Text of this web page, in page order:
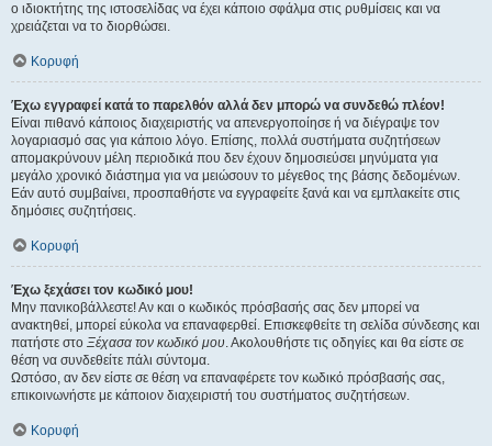
ο ιδιοκτήτης της ιστοσελίδας να έχει κάποιο σφάλμα στις ρυθμίσεις και να
χρειάζεται να το διορθώσει.
Κορυφή
Έχω εγγραφεί κατά το παρελθόν αλλά δεν μπορώ να συνδεθώ πλέον!
Είναι πιθανό κάποιος διαχειριστής να απενεργοποίησε ή να διέγραψε τον
λογαριασμό σας για κάποιο λόγο. Επίσης, πολλά συστήματα συζητήσεων
απομακρύνουν μέλη περιοδικά που δεν έχουν δημοσιεύσει μηνύματα για
μεγάλο χρονικό διάστημα για να μειώσουν το μέγεθος της βάσης δεδομένων.
Εάν αυτό συμβαίνει, προσπαθήστε να εγγραφείτε ξανά και να εμπλακείτε στις
δημόσιες συζητήσεις.
Κορυφή
Έχω ξεχάσει τον κωδικό μου!
Μην πανικοβάλλεστε! Αν και ο κωδικός πρόσβασής σας δεν μπορεί να
ανακτηθεί, μπορεί εύκολα να επαναφερθεί. Επισκεφθείτε τη σελίδα σύνδεσης και
πατήστε στο Ξέχασα τον κωδικό μου. Ακολουθήστε τις οδηγίες και θα είστε σε
θέση να συνδεθείτε πάλι σύντομα.
Ωστόσο, αν δεν είστε σε θέση να επαναφέρετε τον κωδικό πρόσβασής σας,
επικοινωνήστε με κάποιον διαχειριστή του συστήματος συζητήσεων.
Κορυφή